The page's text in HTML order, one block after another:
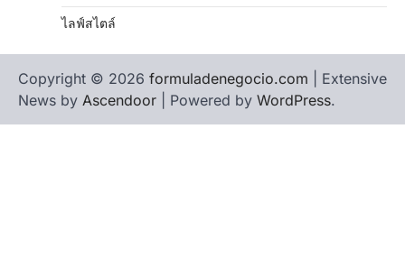
ไลฟ์สไตล์
Copyright © 2026 formuladenegocio.com | Extensive
News by Ascendoor | Powered by WordPress.